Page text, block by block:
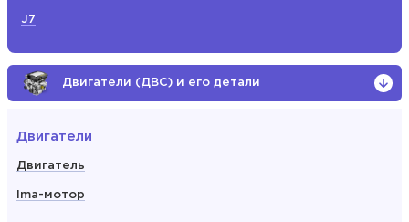
J7
Двигатели (ДВС) и его детали
Двигатели
Двигатель
Ima-мотор